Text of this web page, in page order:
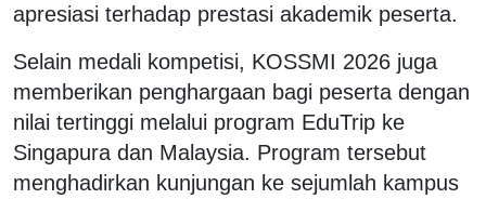
apresiasi terhadap prestasi akademik peserta.
Selain medali kompetisi, KOSSMI 2026 juga
memberikan penghargaan bagi peserta dengan
nilai tertinggi melalui program EduTrip ke
Singapura dan Malaysia. Program tersebut
menghadirkan kunjungan ke sejumlah kampus